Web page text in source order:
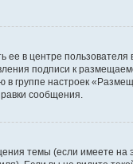
в центре
подписи к
группе настроек
сообщения.
темы (если имеете